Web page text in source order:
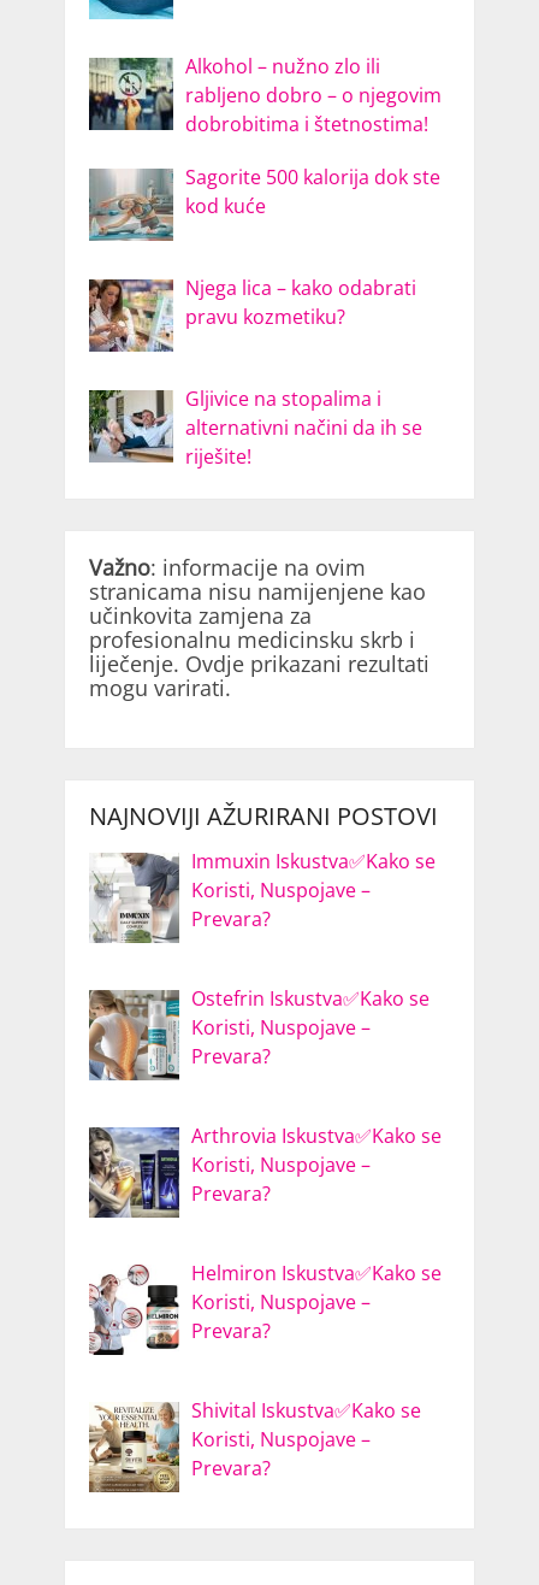
Alkohol – nužno zlo ili
rabljeno dobro – o njegovim
dobrobitima i štetnostima!
Sagorite 500 kalorija dok ste
kod kuće
Njega lica – kako odabrati
pravu kozmetiku?
Gljivice na stopalima i
alternativni načini da ih se
riješite!
Važno: informacije na ovim
stranicama nisu namijenjene kao
učinkovita zamjena za
profesionalnu medicinsku skrb i
liječenje. Ovdje prikazani rezultati
mogu varirati.
NAJNOVIJI AŽURIRANI POSTOVI
Immuxin Iskustva✅Kako se
Koristi, Nuspojave –
Prevara?
Ostefrin Iskustva✅Kako se
Koristi, Nuspojave –
Prevara?
Arthrovia Iskustva✅Kako se
Koristi, Nuspojave –
Prevara?
Helmiron Iskustva✅Kako se
Koristi, Nuspojave –
Prevara?
Shivital Iskustva✅Kako se
Koristi, Nuspojave –
Prevara?